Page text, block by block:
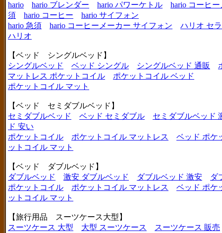
hario
hario ブレンダー hario パワーケトル
hario コーヒ
須
hario コーヒー
hario サイフォン
hario 急須
hario コーヒーメーカー サイフォン
ハリオ セ
ハリオ
【ベッド シングルベッド】
シングルベッド
ベッド シングル シングルベッド 通販
マットレス ポケットコイル
ポケットコイル ベッド
ポケットコイル マット
【ベッド セミダブルベッド】
セミダブルベッド
ベッド セミダブル
セミダブルベッド
ド 安い
ポケットコイル
ポケットコイル マットレス
ベッド ポケ
ットコイル マット
【ベッド ダブルベッド】
ダブルベッド
激安 ダブルベッド ダブルベッド 激安
ダ
ポケットコイル
ポケットコイル マットレス
ベッド ポケ
ットコイル マット
【旅行用品 スーツケース大型】
スーツケース 大型
大型 スーツケース
スーツケース 販売